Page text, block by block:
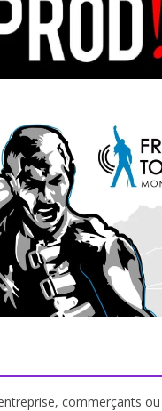
commerçants